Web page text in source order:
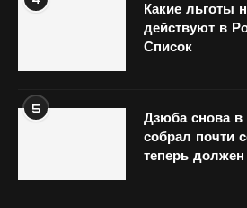
Какие льготы
действуют в
Список
5
Дзюба снова в
собрал почти
теперь должен